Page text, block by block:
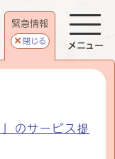
緊急情報
閉じる
のサービス提
メニュー